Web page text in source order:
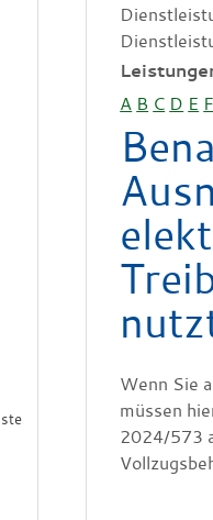
A B C D E F
Wenn Sie
müssen
2024/573